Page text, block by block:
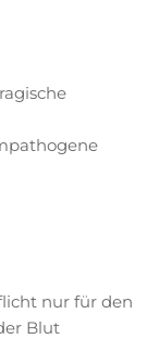
nur für den
Blut